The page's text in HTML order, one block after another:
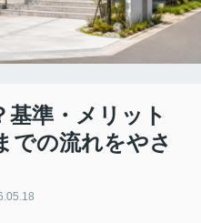
基準・メリット
での流れをやさ